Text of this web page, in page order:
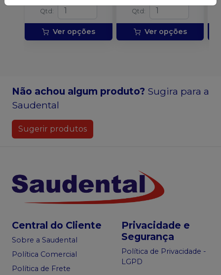
Qtd :
Ver opções
Qtd :
Ver opções
Não achou algum produto? Sugira para a
Saudental
Sugerir produtos
Central do Cliente
Sobre a Saudental
Política Comercial
Política de Frete
Privacidade e
Segurança
Política de Privacidade -
LGPD